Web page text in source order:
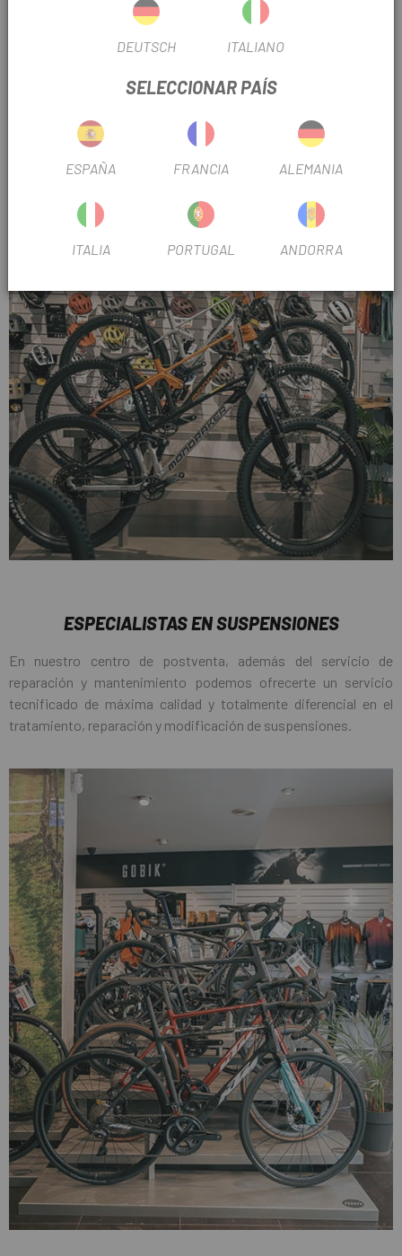
Encuentra el mejor material para cada modalidad de ciclismo.
encontrarás siempre el equipamiento ideal.
ESPECIALISTAS EN SUSPENSIONES
En nuestro centro de postventa, además del servicio de
reparación y mantenimiento podemos ofrecerte un servicio
tecnificado de máxima calidad y totalmente diferencial en el
tratamiento, reparación y modificación de suspensiones.
DEUTSCH ITALIANO
SELECCIONAR PAÍS
ESPAÑA FRANCIA ALEMANIA
ITALIA PORTUGAL ANDORRA